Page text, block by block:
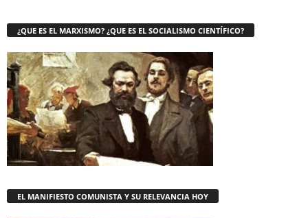
¿QUE ES EL MARXISMO? ¿QUE ES EL SOCIALISMO CIENTÍFICO?
EL MANIFIESTO COMUNISTA Y SU RELEVANCIA HOY